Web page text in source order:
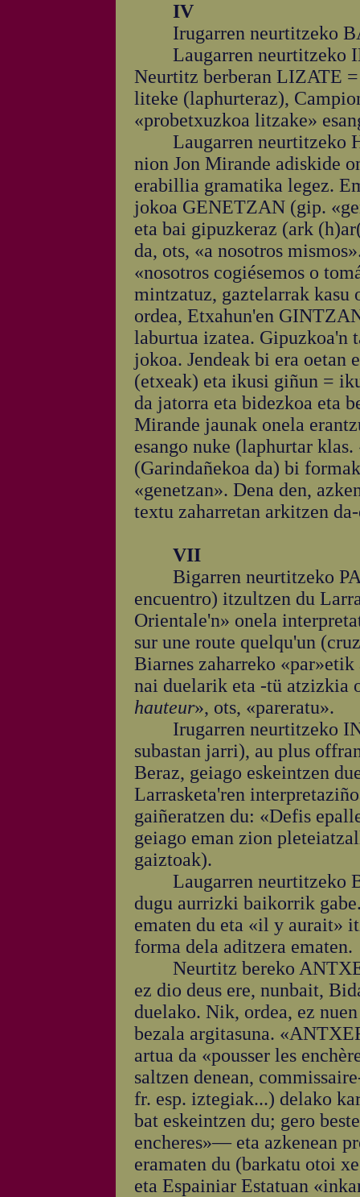
IV
Irugarren neurtitzeko
Laugarren neurtitzeko
Neurtitz berberan LIZATE
liteke (laphurteraz),
«probetxuzkoa litzake»
Laugarren neurtitzeko
nion Jon Mirande adiskide
erabillia gramatika legez.
jokoa GENETZAN (gip.
eta bai gipuzkeraz (ark
da, ots, «a nosotros
«nosotros cogiésemos o
mintzatuz, gaztelarrak kasu
ordea, Etxahun'en
laburtua izatea.
jokoa. Jendeak bi era
(etxeak) eta ikusi giñun =
da jatorra eta bidezkoa eta
Mirande jaunak onela
esango nuke (laphurtar
(Garindañekoa da) bi
«genetzan». Dena den,
textu zaharretan arkitzen
VII
Bigarren neurtitzeko
encuentro) itzultzen du
Orientale'n» onela
sur une route quelqu'un
Biarnes zaharreko
nai duelarik eta -tü atzizkia
hauteur», ots, «pareratu».
Irugarren neurtitzeko
subastan jarri), au plus
Beraz, geiago eskeintzen
Larrasketa'ren
gaiñeratzen du: «Defis
geiago eman zion
gaiztoak).
Laugarren neurtitzeko
dugu aurrizki baikorrik
ematen du eta «il y aurait»
forma dela aditzera ematen.
Neurtitz bereko
ez dio deus ere, nunbait,
duelako. Nik, ordea, ez
bezala argitasuna.
artua da «pousser les
saltzen denean,
fr. esp. iztegiak...) delako
bat eskeintzen du; gero
encheres»— eta azkenean
eramaten du (barkatu otoi
eta Espainiar Estatuan